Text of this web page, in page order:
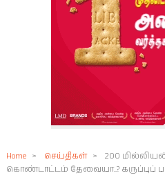
Home > செய்திகள் >
200
கொண்டாட்டம் தேவையா..? கருப்புப்